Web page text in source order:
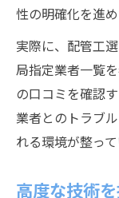
性の明確化を進め
実際に、配管工
局指定業者一覧
の口コミを確認
業者とのトラブ
れる環境が整って
高度な技術